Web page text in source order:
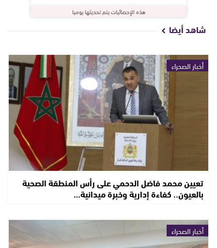
هذه الإحصائيات يتم تحديثها يوميا
شاهد أيضا
أخبار الصحراء
تعيين محمد فاضل الدحمي على رأس المنطقة الصحية
بالعيون.. كفاءة إدارية وخبرة ميدانية…
أخبار الصحراء